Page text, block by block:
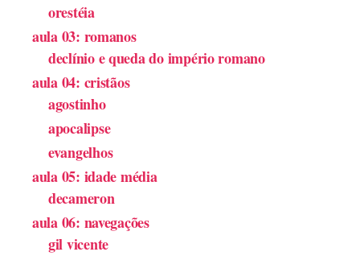
orestéia
aula 03: romanos
declínio e queda do império romano
aula 04: cristãos
agostinho
apocalipse
evangelhos
aula 05: idade média
decameron
aula 06: navegações
gil vicente